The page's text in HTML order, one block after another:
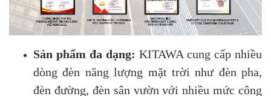
Sản phẩm đa dạng: KITAWA cung cấp nhiều
dòng đèn năng lượng mặt trời như đèn pha,
đèn đường, đèn sân vườn với nhiều mức công